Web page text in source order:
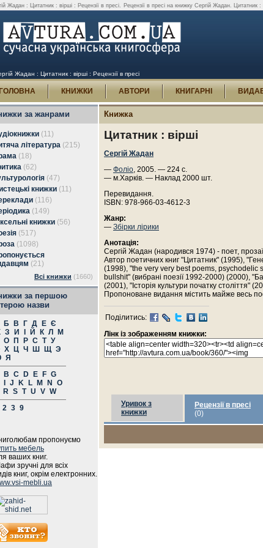
Жадан : Цитатник : вірші : Рецензії в пресі. Рецензії в пресі на книжку Сергій Жадан. Цитатник :
Жадан : Цитатник : вірші : Рецензії в пресі
ГОЛОВНА КНИЖКИ АВТОРИ КНИГАРНІ
за жанрами
(11)
література (215)
(18)
(62)
(47)
книжки (11)
(116)
(149)
книжки (56)
(517)
(1098)
(21)
Всі книжки (1660)
за першою
назви
Б В Г Д Е Є
З И Й К Л
М
О П Р С Т У
Х Ц Ч Ш Щ Э
Я
B C D E F G
J K L M N
O
R S T U V W
2 3 9
пропонуємо
мебель
ваших книг.
зручні для всіх
книг, окрім електронних.
mebli.ua
Книжка
Цитатник : вірші
Сергій Жадан
— Фоліо, 2005. — 224 с.
— м.Харків. — Наклад 2000 шт.
Перевидання.
ISBN: 978-966-03-4612-3
Жанр:
— Збірки лірики
Анотація:
Сергій Жадан (народився 1974) - поет,
Автор поетичних книг "Цитатник" (1995),
(1998), "the very very best poems, psychodelic
bullshit" (вибрані поезії 1992-2000) (2000),
(2001), "Історія культури початку століття"
Пропоноване видання містить майже весь
Поділитись:
Лінк із зображенням книжки:
Уривок з
книжки
Рецензії в пресі
(0)